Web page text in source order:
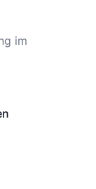
im